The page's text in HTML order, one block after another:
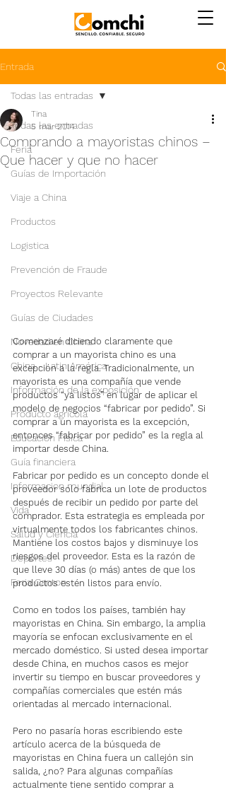
Entrada
Todas las entradas
Feria
Guías de Importación
Viaje a China
Productos
Logistica
Prevención de Fraude
Proyectos Relevante
Guías de Ciudades
Novedad en China
China - Latin América
Información de la exposición
Producto agrícola
Educación Física
Guía financiera
Informacion mundial
Vida
Salud y Ciencia
Deportes
Feria Canton
Todas las entradas
Comprando a mayoristas chinos –
Que hacer y que no hacer
Tina
5 mar 2014
Comenzaré diciendo claramente que
comprar a un mayorista chino es una
excepción a la regla. Tradicionalmente, un
mayorista es una compañía que vende
productos “ya listos” en lugar de aplicar el
modelo de negocios “fabricar por pedido”. Si
comprar a un mayorista es la excepción,
entonces “fabricar por pedido” es la regla al
importar desde China.
Fabricar por pedido es un concepto donde el
proveedor solo fabrica un lote de productos
después de recibir un pedido por parte del
comprador. Esta estrategia es empleada por
virtualmente todos los fabricantes chinos.
Mantiene los costos bajos y disminuye los
riesgos del proveedor. Esta es la razón de
que lleve 30 días (o más) antes de que los
productos estén listos para envío.
Como en todos los países, también hay
mayoristas en China. Sin embargo, la amplia
mayoría se enfocan exclusivamente en el
mercado doméstico. Si usted desea importar
desde China, en muchos casos es mejor
invertir su tiempo en buscar proveedores y
compañías comerciales que estén más
orientadas al mercado internacional.
Pero no pasaría horas escribiendo este
artículo acerca de la búsqueda de
mayoristas en China fuera un callejón sin
salida, ¿no? Para algunas compañías
actualmente tiene sentido comprar a